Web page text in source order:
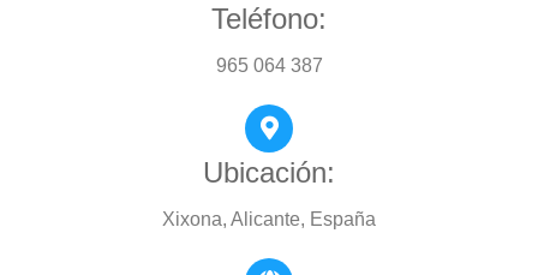
Teléfono:
965 064 387
Ubicación:
Xixona, Alicante, España